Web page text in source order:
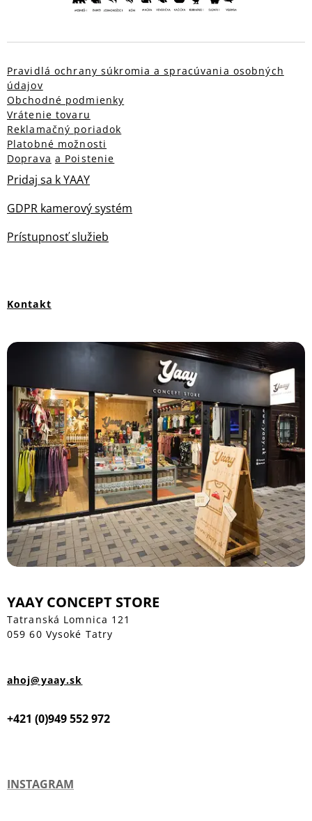
Pravidlá ochrany súkromia a spracúvania osobných
údajov
Obchodné podmienky
Vrátenie tovaru
Reklamačný poriadok
Platobné možnosti
Doprava a Poistenie
Pridaj sa k YAAY
GDPR kamerový systém
Prístupnosť služieb
Kontakt
YAAY CONCEPT STORE
Tatranská Lomnica 121
059 60 Vysoké Tatry
ahoj@yaay.sk
+421 (0)949 552 972
INSTAGRAM